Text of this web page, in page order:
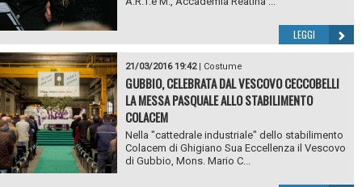
LEGGI
21/03/2016 19:42| Costume
GUBBIO, CELEBRATA DAL VESCOVO CECCOBELLI
LA MESSA PASQUALE ALLO STABILIMENTO
COLACEM
Nella "cattedrale industriale" dello stabilimento
Colacem di Ghigiano Sua Eccellenza il Vescovo
di Gubbio, Mons. Mario C...